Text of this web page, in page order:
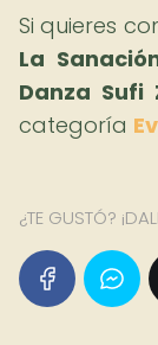
Si quieres
La
Danza Sufi
categoría
¿TE GUSTÓ?